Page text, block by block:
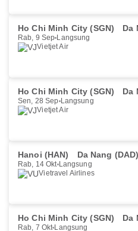
Ho Chi Minh City (SGN) Da
Rab, 9 Sep Langsung
Vietjet Air
Ho Chi Minh City (SGN) Da
Sen, 28 Sep Langsung
Vietjet Air
Hanoi (HAN) Da Nang (DAD)
Rab, 14 Okt Langsung
Vietravel Airlines
Ho Chi Minh City (SGN) Da
Rab, 7 Okt Langsung